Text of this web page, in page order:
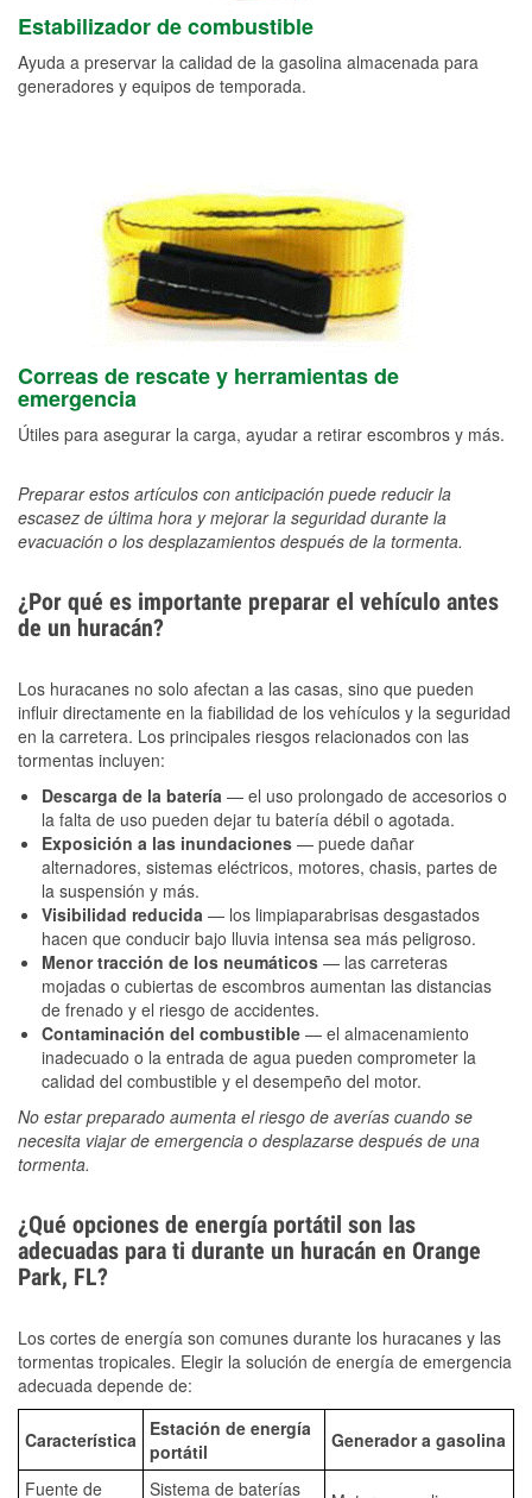
Estabilizador de combustible
Ayuda a preservar la calidad de la gasolina almacenada para
generadores y equipos de temporada.
Correas de rescate y herramientas de
emergencia
Útiles para asegurar la carga, ayudar a retirar escombros y más.
Preparar estos artículos con anticipación puede reducir la
escasez de última hora y mejorar la seguridad durante la
evacuación o los desplazamientos después de la tormenta.
¿Por qué es importante preparar el vehículo antes
de un huracán?
Los huracanes no solo afectan a las casas, sino que pueden
influir directamente en la fiabilidad de los vehículos y la seguridad
en la carretera. Los principales riesgos relacionados con las
tormentas incluyen:
Descarga de la batería — el uso prolongado de accesorios o
la falta de uso pueden dejar tu batería débil o agotada.
Exposición a las inundaciones — puede dañar
alternadores, sistemas eléctricos, motores, chasis, partes de
la suspensión y más.
Visibilidad reducida — los limpiaparabrisas desgastados
hacen que conducir bajo lluvia intensa sea más peligroso.
Menor tracción de los neumáticos — las carreteras
mojadas o cubiertas de escombros aumentan las distancias
de frenado y el riesgo de accidentes.
Contaminación del combustible — el almacenamiento
inadecuado o la entrada de agua pueden comprometer la
calidad del combustible y el desempeño del motor.
No estar preparado aumenta el riesgo de averías cuando se
necesita viajar de emergencia o desplazarse después de una
tormenta.
¿Qué opciones de energía portátil son las
adecuadas para ti durante un huracán en Orange
Park, FL?
Los cortes de energía son comunes durante los huracanes y las
tormentas tropicales. Elegir la solución de energía de emergencia
adecuada depende de:
Característica
Estación de energía
portátil
Generador a gasolina
Fuente de Sistema de baterías